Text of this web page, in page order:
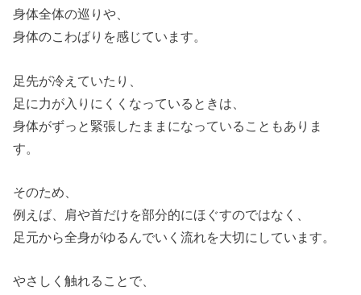
身体全体の巡りや、
身体のこわばりを感じています。
足先が冷えていたり、
足に力が入りにくくなっているときは、
身体がずっと緊張したままになっていることもありま
す。
そのため、
例えば、肩や首だけを部分的にほぐすのではなく、
足元から全身がゆるんでいく流れを大切にしています。
やさしく触れることで、